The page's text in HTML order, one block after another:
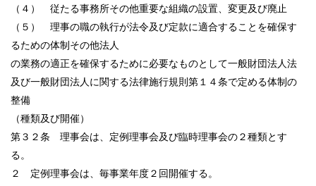
（４） 従たる事務所その他重要な組織の設置、変更及び廃止
（５） 理事の職の執行が法令及び定款に適合することを確保す
るための体制その他法人
の業務の適正を確保するために必要なものとして一般財団法人法
及び一般財団法人に関する法律施行規則第１４条で定める体制の
整備
（種類及び開催）
第３２条 理事会は、定例理事会及び臨時理事会の２種類とす
る。
２ 定例理事会は、毎事業年度２回開催する。